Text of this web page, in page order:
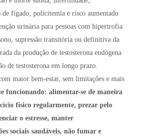
de fígado, policitemia e risco aumentado
urinária para pessoas com hipertrofia
supressão transitória ou definitiva da
da produção de testosterona endógena
de testosterona em longo prazo.
maior bem-estar, sem limitações e mais
funcionando: alimentar-se de maneira
físico regularmente, prezar pelo
o estresse, manter
sociais saudáveis, não fumar e